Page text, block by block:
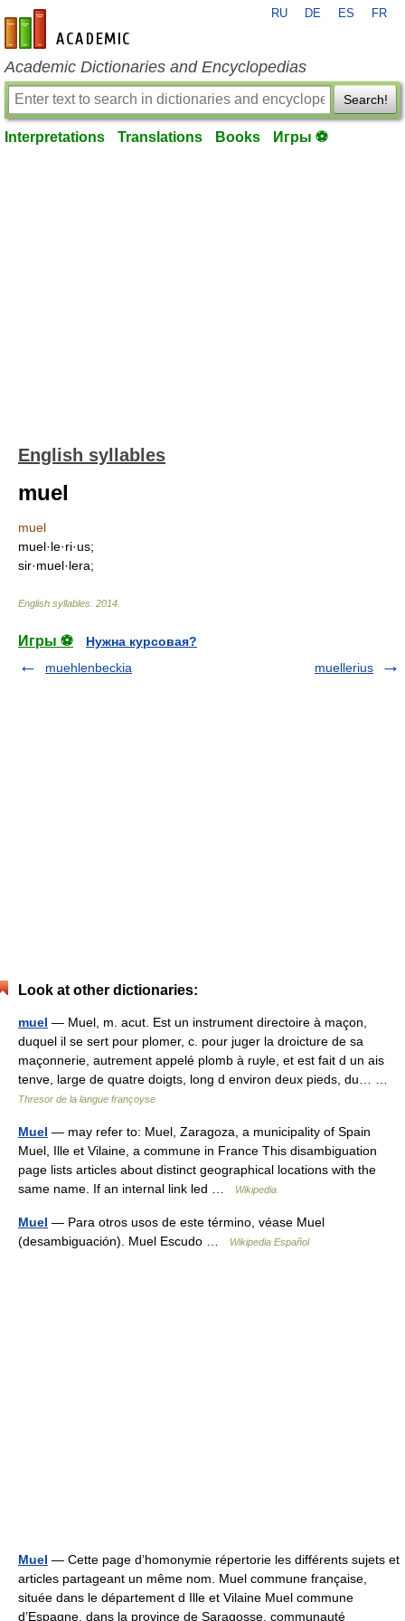
en-academic.com
RU DE ES FR
Academic Dictionaries and Encyclopedias
Search!
Interpretations Translations Books Игры ⚽
English syllables
muel
muel
muel·le·ri·us;
sir·muel·lera;
English syllables 2014
Игры ⚽
Нужна курсовая?
muehlenbeckia
muellerius
Look at other dictionaries:
muel — Muel, m. acut. Est un instrument directoire à maçon,
duquel il se sert pour plomer, c. pour juger la droicture de sa
maçonnerie, autrement appelé plomb à ruyle, et est fait d un ais
tenve, large de quatre doigts, long d environ deux pieds, du… …
Thresor de la langue françoyse
Muel — may refer to: Muel, Zaragoza, a municipality of Spain
Muel, Ille et Vilaine, a commune in France This disambiguation
page lists articles about distinct geographical locations with the
same name. If an internal link led …
Wikipedia
Muel — Para otros usos de este término, véase Muel
(desambiguación). Muel Escudo …
Wikipedia Español
Muel — Cette page d’homonymie répertorie les différents sujets et
articles partageant un même nom. Muel commune française,
située dans le département d Ille et Vilaine Muel commune
d’Espagne, dans la province de Saragosse, communauté